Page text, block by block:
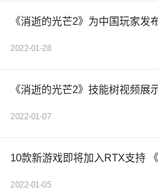
《消逝的光芒2》为中国玩家发
2022-01-28
《消逝的光芒2》技能树视频展
2022-01-07
10款新游戏即将加入RTX支持
2022-01-05